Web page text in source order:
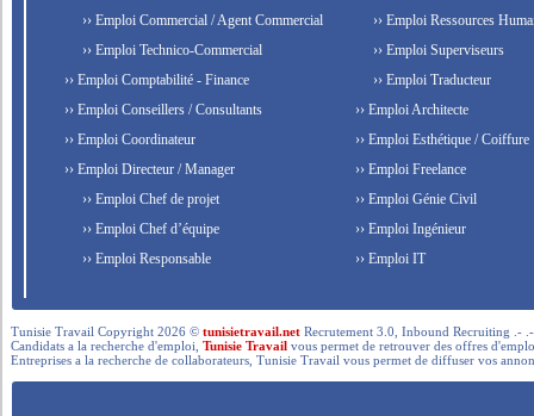
›› Emploi Commercial / Agent Commercial
›› Emploi Technico-Commercial
›› Emploi Comptabilité - Finance
›› Emploi Conseillers / Consultants
›› Emploi Coordinateur
›› Emploi Directeur / Manager
›› Emploi Chef de projet
›› Emploi Chef d’équipe
›› Emploi Responsable
›› Emploi Ressources
›› Emploi Superviseurs
›› Emploi Traducteur
›› Emploi Architecte
›› Emploi Esthétique / Coiffure
›› Emploi Freelance
›› Emploi Génie Civil
›› Emploi Ingénieur
›› Emploi IT
Tunisie Travail Copyright 2026 ©tunisietravail.net Recrutement 3.0, Inbound Recruiting .-
Candidats a la recherche d'emploi,Tunisie Travail vous permet de retrouver des offres
Entreprises a la recherche de collaborateurs, Tunisie Travail vous permet de diffuser vos